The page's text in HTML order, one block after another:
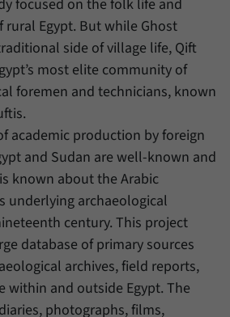
focused on the folk life and
Egypt. But while Ghost
side of village life, Qift
most elite community of
foremen and technicians, known
academic production by foreign
and Sudan are well-known and
known about the Arabic
underlying archaeological
century. This project
database of primary sources
archives, field reports,
within and outside Egypt. The
photographs, films,